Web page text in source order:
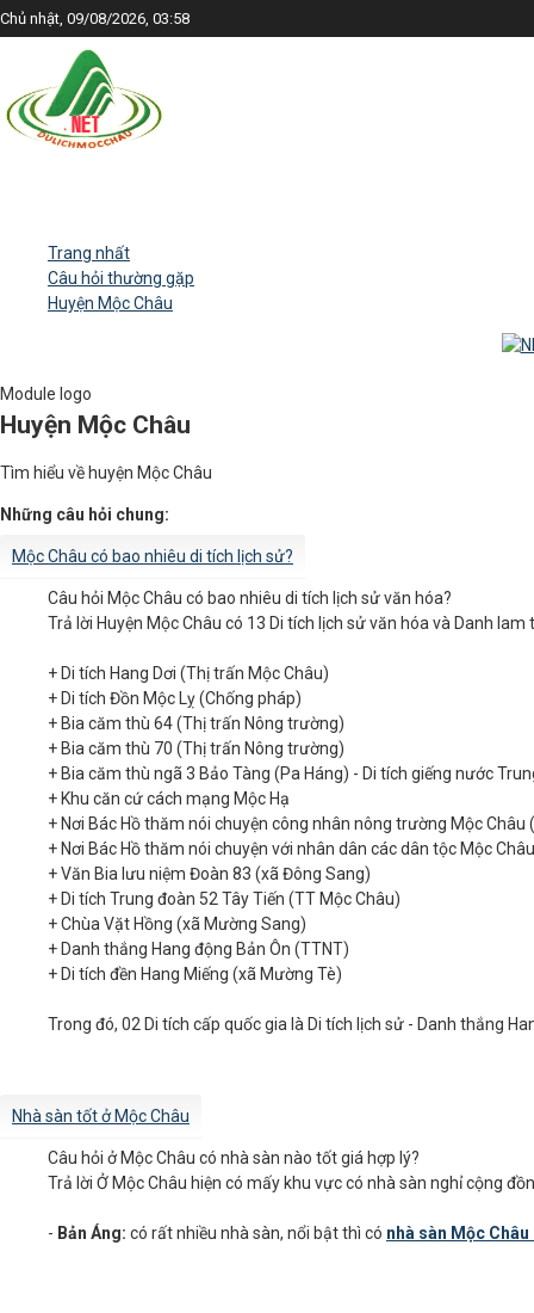
Chủ nhật, 09/08/2026, 03:58
Trang nhất
Câu hỏi thường gặp
Huyện Mộc Châu
Module logo
Huyện Mộc Châu
Tìm hiểu về huyện Mộc Châu
Những câu hỏi chung:
Mộc Châu có bao nhiêu di tích lịch sử?
Câu hỏi Mộc Châu có bao nhiêu di tích lịch sử văn hóa?
Trả lời Huyện Mộc Châu có 13 Di tích lịch sử văn hóa và Danh lam
+ Di tích Hang Dơi (Thị trấn Mộc Châu)
+ Di tích Đồn Mộc Lỵ (Chống pháp)
+ Bia căm thù 64 (Thị trấn Nông trường)
+ Bia căm thù 70 (Thị trấn Nông trường)
+ Bia căm thù ngã 3 Bảo Tàng (Pa Háng) - Di tích giếng nước
+ Khu căn cứ cách mạng Mộc Hạ
+ Nơi Bác Hồ thăm nói chuyện công nhân nông trường Mộc
+ Nơi Bác Hồ thăm nói chuyện với nhân dân các dân tộc Mộc
+ Văn Bia lưu niệm Đoàn 83 (xã Đông Sang)
+ Di tích Trung đoàn 52 Tây Tiến (TT Mộc Châu)
+ Chùa Vặt Hồng (xã Mường Sang)
+ Danh thắng Hang động Bản Ôn (TTNT)
+ Di tích đền Hang Miếng (xã Mường Tè)
Trong đó, 02 Di tích cấp quốc gia là Di tích lịch sử - Danh thắng
Nhà sàn tốt ở Mộc Châu
Câu hỏi ở Mộc Châu có nhà sàn nào tốt giá hợp lý?
Trả lời Ở Mộc Châu hiện có mấy khu vực có nhà sàn nghỉ cộng
- Bản Áng: có rất nhiều nhà sàn, nổi bật thì có nhà sàn Mộc Châu